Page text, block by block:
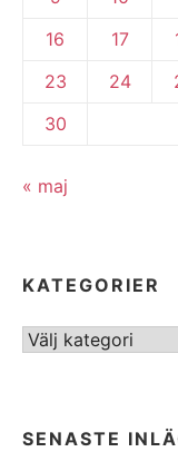
16
17
23
24
30
« maj
KATEGORIER
Kategorier
SENASTE